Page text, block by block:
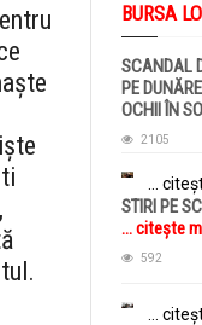
BURSA
SCANDAL
PE
OCHII ÎN
citește mai
2105
...
STIRI PE
... citește
592
...